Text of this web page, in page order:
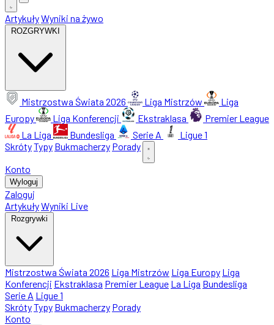
ArtykułyWyniki na żywo
ROZGRYWKI
Mistrzostwa Świata 2026 Liga Mistrzów
Liga
Europy
Liga Konferencji Ekstraklasa
Premier League
La Liga
Bundesliga Serie A
Ligue 1
SkrótyTypy Bukmacherzy Porady
Konto
Wyloguj
Zaloguj
ArtykułyWyniki Live
Rozgrywki
Mistrzostwa Świata 2026 Liga Mistrzów Liga Europy Liga
Konferencji Ekstraklasa Premier League La Liga Bundesliga
Serie A Ligue 1
SkrótyTypy Bukmacherzy Porady
Konto